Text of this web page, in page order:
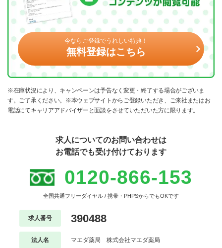
今ならご登録でうれしい特典！
無料登録はこちら
※在庫状況により、キャンペーンは予告なく変更・終了する場合がございま
す。ご了承ください。※本ウェブサイトからご登録いただき、ご来社またはお
電話にてキャリアアドバイザーと面談をさせていただいた方に限ります。
求人についてのお問い合わせは
お電話でも受け付けております
0120-866-153
全国共通フリーダイヤル / 携帯・PHPSからでもOKです
求人番号 390488
法人名 マエダ薬局 株式会社マエダ薬局